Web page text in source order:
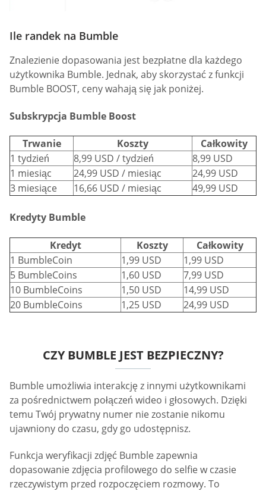
Ile randek na Bumble
Znalezienie dopasowania jest bezpłatne dla każdego
użytkownika Bumble. Jednak, aby skorzystać z funkcji
Bumble BOOST, ceny wahają się jak poniżej.
Subskrypcja Bumble Boost
Trwanie Koszty
Całkowity
1 tydzień
8,99 USD / tydzień
8,99 USD
1 miesiąc
24,99 USD / miesiąc
24,99 USD
3 miesiące
16,66 USD / miesiąc 49,99 USD
Kredyty Bumble
Kredyt Koszty
Całkowity
1 BumbleCoin
1,99 USD
1,99 USD
5 BumbleCoins
1,60 USD
7,99 USD
10 BumbleCoins
1,50 USD
14,99 USD
20 BumbleCoins
1,25 USD 24,99 USD
CZY BUMBLE JEST BEZPIECZNY?
Bumble umożliwia interakcję z innymi użytkownikami
za pośrednictwem połączeń wideo i głosowych. Dzięki
temu Twój prywatny numer nie zostanie nikomu
ujawniony do czasu, gdy go udostępnisz.
Funkcja weryfikacji zdjęć Bumble zapewnia
dopasowanie zdjęcia profilowego do selfie w czasie
rzeczywistym przed rozpoczęciem rozmowy. To